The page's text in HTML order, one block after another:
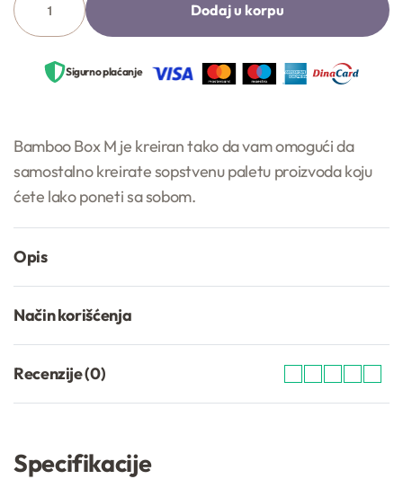
Dodaj u korpu
Sigurno plaćanje
Bamboo Box M je kreiran tako da vam omogući da
samostalno kreirate sopstvenu paletu proizvoda koju
ćete lako poneti sa sobom.
Opis
Način korišćenja
Recenzije (0)
Specifikacije